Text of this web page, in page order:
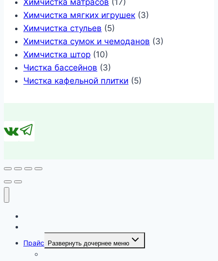
Химчистка матрасов (17)
Химчистка мягких игрушек (3)
Химчистка стульев (5)
Химчистка сумок и чемоданов (3)
Химчистка штор (10)
Чистка бассейнов (3)
Чистка кафельной плитки (5)
Прайс
Развернуть дочернее меню